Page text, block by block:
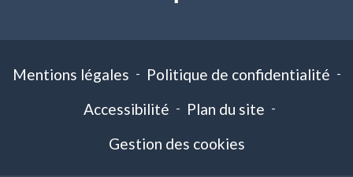
Mentions légales - Politique de confidentialité -
Accessibilité - Plan du site -
Gestion des cookies